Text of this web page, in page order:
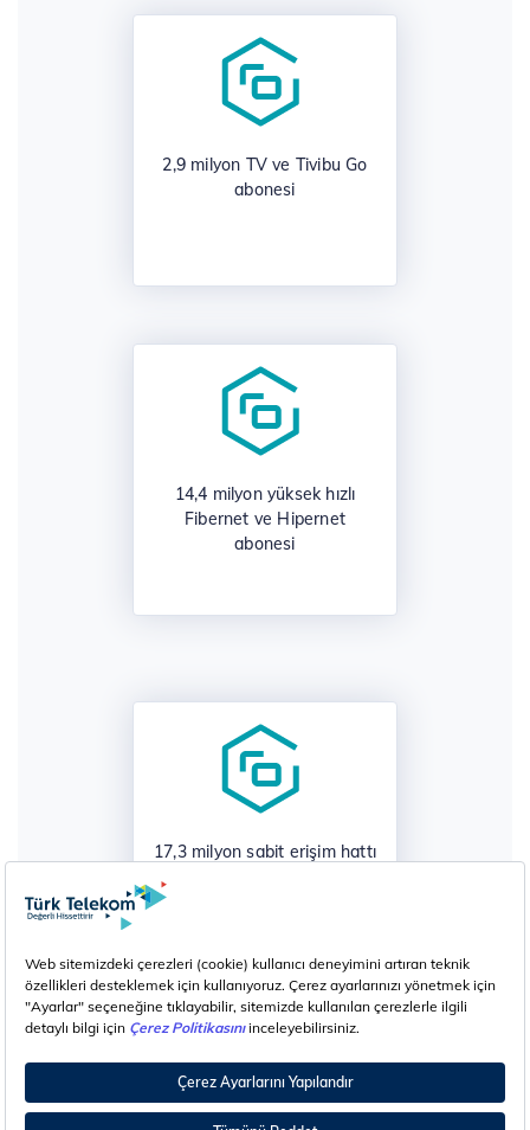
2,9 milyon TV ve Tivibu Go
abonesi
14,4 milyon yüksek hızlı
Fibernet ve Hipernet
abonesi
17,3 milyon sabit erişim hattı
* Tüm değerler 2026 1​. Çeyrek finansal ve operasyonel
sonuç açıklama dönemine ilişkindir.​